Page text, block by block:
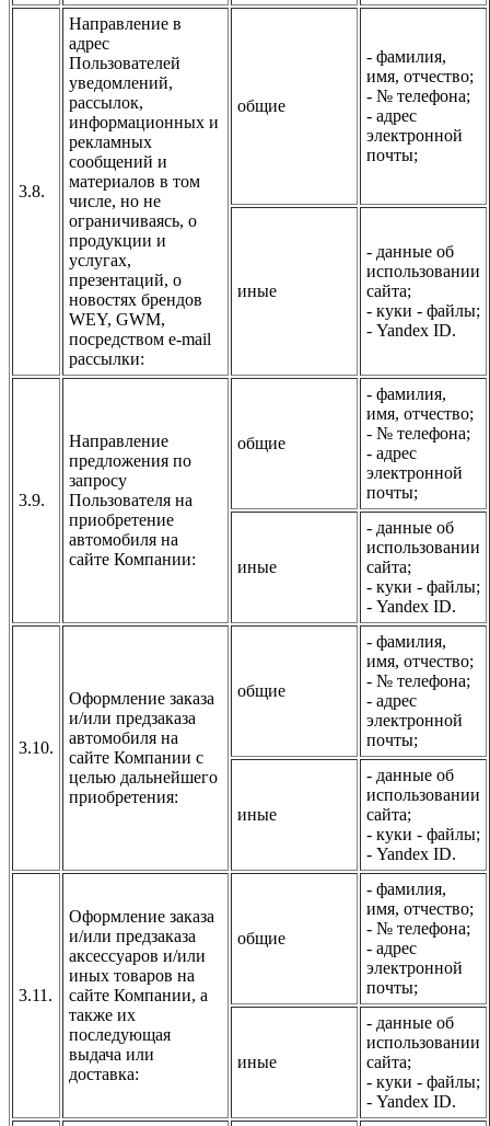
3.8.
Направление в
адрес
Пользователей
уведомлений,
рассылок,
информационных и
рекламных
сообщений и
материалов в том
числе, но не
ограничиваясь, о
продукции и
услугах,
презентаций, о
новостях брендов
WEY, GWM,
посредством e-mail
рассылки:
общие
- фамилия,
имя, отчество;
- № телефона;
- адрес
электронной
почты;
иные
- данные об
использовании
сайта;
- куки - файлы;
- Yandex ID.
3.9.
Направление
предложения по
запросу
Пользователя на
приобретение
автомобиля на
сайте Компании:
общие
- фамилия,
имя, отчество;
- № телефона;
- адрес
электронной
почты;
иные
- данные об
использовании
сайта;
- куки - файлы;
- Yandex ID.
3.10.
Оформление заказа
и/или предзаказа
автомобиля на
сайте Компании с
целью дальнейшего
приобретения:
общие
- фамилия,
имя, отчество;
- № телефона;
- адрес
электронной
почты;
иные
- данные об
использовании
сайта;
- куки - файлы;
- Yandex ID.
3.11.
Оформление заказа
и/или предзаказа
аксессуаров и/или
иных товаров на
сайте Компании, а
также их
последующая
выдача или
доставка:
общие
- фамилия,
имя, отчество;
- № телефона;
- адрес
электронной
почты;
иные
- данные об
использовании
сайта;
- куки - файлы;
- Yandex ID.